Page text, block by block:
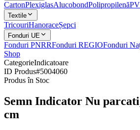
CartonPlexiglasAlucobondPolipropilenă
Textile
TricouriHanoraceȘepci
Fonduri UE
Fonduri PNRRFonduri REGIOFonduri
Shop
CategorieIndicatoare
ID Produs#5004060
Produs în Stoc
Semn Indicator Nu
cm